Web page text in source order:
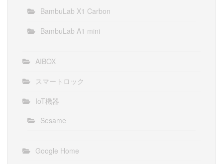
BambuLab X1 Carbon
BambuLab A1 mini
AIBOX
スマートロック
IoT機器
Sesame
Google Home